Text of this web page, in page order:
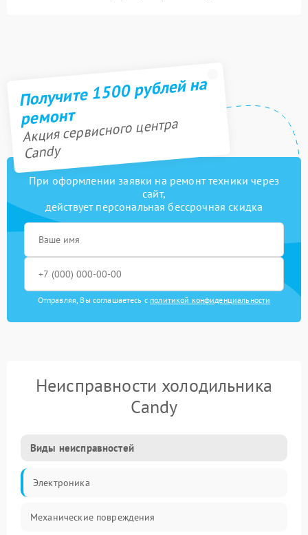
Получите 1500 рублей на
ремонт
Акция сервисного центра
Candy
При оформлении заявки на ремонт техники через
сайт,
действует персональная бессрочная скидка
Отправляя, Вы соглашаетесь с политикой конфиденциальности
Неисправности холодильника
Candy
Виды неисправностей
Электроника
Механические повреждения